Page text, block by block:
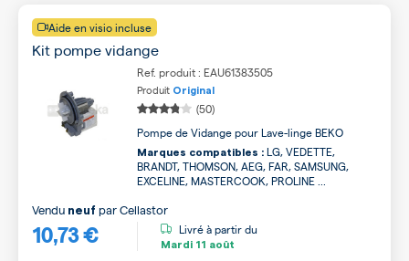
Aide en visio incluse
Kit pompe vidange
Ref. produit : EAU61383505
Produit Original
(50)
Pompe de Vidange pour Lave-linge BEKO
Marques compatibles : LG, VEDETTE,
BRANDT, THOMSON, AEG, FAR, SAMSUNG,
EXCELINE, MASTERCOOK, PROLINE ...
10,73 €
Vendu neuf parCellastor
Livré à partir du
Mardi 11 août